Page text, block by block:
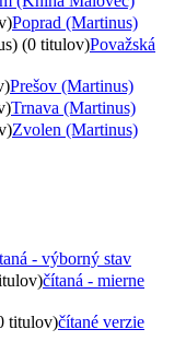
Poprad (Martinus)
(0 titulov)Považská
Prešov (Martinus)
Trnava (Martinus)
Zvolen (Martinus)
- výborný stav
čítaná - mierne
titulov)čítané verzie